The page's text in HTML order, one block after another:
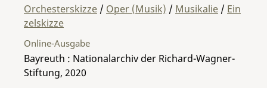
Orchesterskizze / Oper (Musik) / Musikalie / Ein
zelskizze
Online-Ausgabe
Bayreuth : Nationalarchiv der Richard-Wagner-
Stiftung, 2020